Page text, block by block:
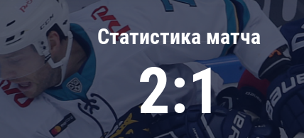
Нефтехимик
Трактор
Дивизион Чернышева
Авангард
Адмирал
КХЛ
Статистика матча
2:1